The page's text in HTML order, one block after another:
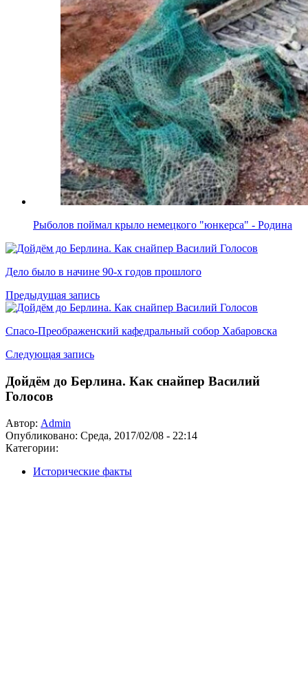
Рыболов поймал крыло немецкого "юнкерса" - Родина
Дело было в начине 90-х годов прошлого
Предыдущая запись
Спасо-Преображенский кафедральный собор Хабаровска
Следующая запись
Дойдём до Берлина. Как снайпер Василий
Голосов
Автор: Admin
Опубликовано: Среда, 2017/02/08 - 22:14
Категории:
Исторические факты